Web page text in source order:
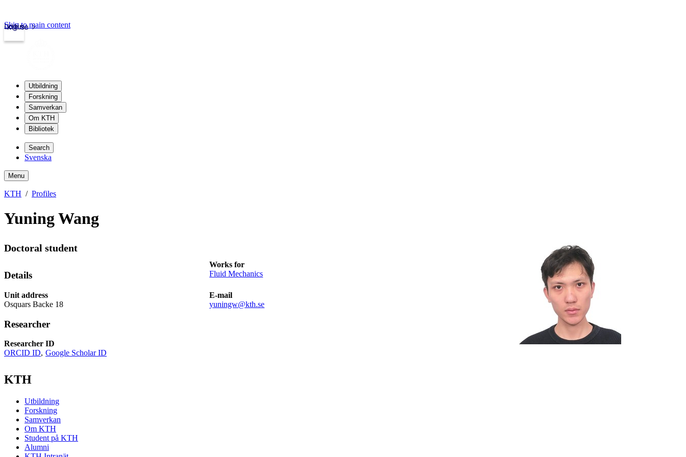
kth.se
Login
Skip to main content
Utbildning
Forskning
Samverkan
Om KTH
Bibliotek
Search
Svenska
Menu
KTH Profiles
Yuning Wang
Doctoral student
Details
Works for
Fluid Mechanics
Unit address
Osquars Backe 18
E-mail
yuningw@kth.se
Researcher
Researcher ID
ORCID ID Google Scholar ID
KTH
Utbildning
Forskning
Samverkan
Om KTH
Student på KTH
Alumni